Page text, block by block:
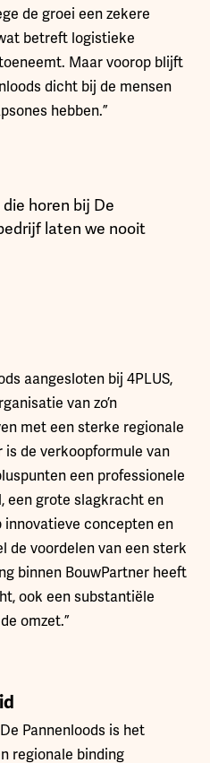
de groei een zekere
betreft logistieke
Maar voorop blijft
dicht bij de mensen
hebben.”
horen bij De
laten we nooit
aangesloten bij 4PLUS,
van zo’n
met een sterke regionale
is de verkoopformule van
een professionele
een grote slagkracht en
innovatieve concepten en
de voordelen van een sterk
binnen BouwPartner heeft
ook een substantiële
omzet.”
Pannenloods is het
regionale binding